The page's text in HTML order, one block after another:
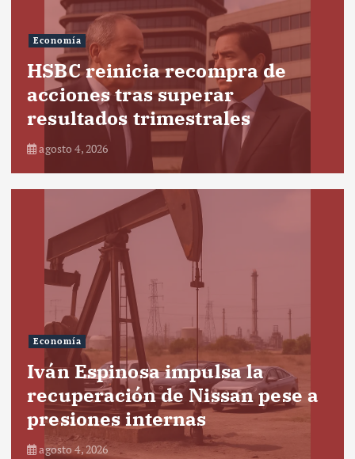
Economía
HSBC reinicia recompra de
acciones tras superar
resultados trimestrales
agosto 4, 2026
Economía
Iván Espinosa impulsa la
recuperación de Nissan pese a
presiones internas
agosto 4, 2026